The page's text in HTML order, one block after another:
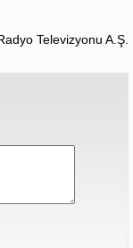
Televizyonu A.Ş.